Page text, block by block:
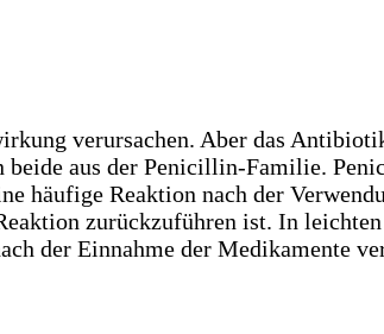
verursachen. Aber das
aus der Penicillin-Familie.
häufige Reaktion nach der
zurückzuführen ist. In
der Einnahme der Medikamente